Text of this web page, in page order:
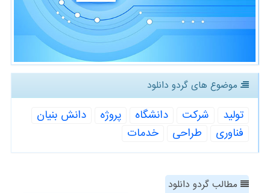
موضوع های گردو دانلود
تولید شركت دانشگاه پروژه
دانش بنیان
فناوری
طراحی خدمات
مطالب گردو دانلود